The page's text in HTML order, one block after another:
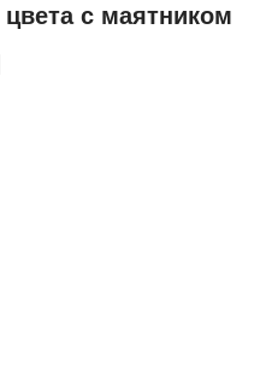
с маятником